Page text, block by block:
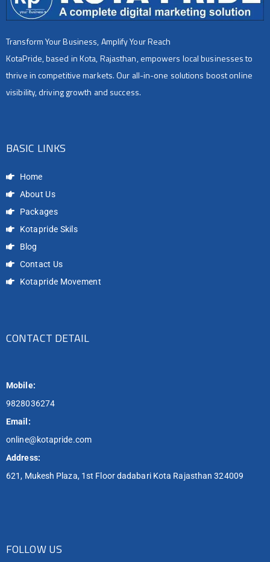
Transform Your Business, Amplify Your Reach
KotaPride, based in Kota, Rajasthan, empowers local businesses to
thrive in competitive markets. Our all-in-one solutions boost online
visibility, driving growth and success.
BASIC LINKS
Home
About Us
Packages
Kotapride Skils
Blog
Contact Us
Kotapride Movement
CONTACT DETAIL
Mobile:
9828036274
Email:
online@kotapride.com
Address:
621, Mukesh Plaza, 1st Floor dadabari Kota Rajasthan 324009
FOLLOW US